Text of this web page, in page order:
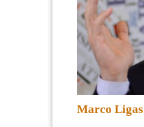
Marco Ligas